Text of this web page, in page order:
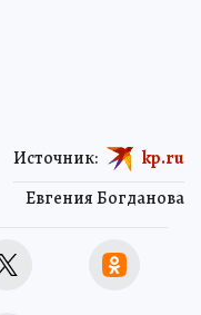
Евгения Богданова
Источник: kp.ru